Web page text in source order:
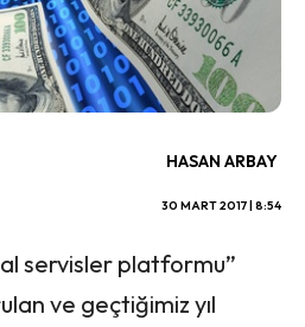
HASAN ARBAY
30 MART 2017 | 8:54
servisler platformu”
ve geçtiğimiz yıl